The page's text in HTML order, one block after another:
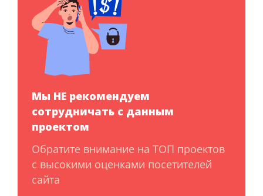
Мы НЕ рекомендуем
сотрудничать с данным
проектом
Обратите внимание на ТОП проектов
с высокими оценками посетителей
сайта